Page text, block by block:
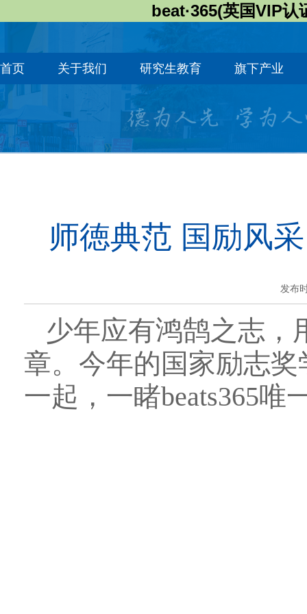
beat·365(英国VIP
首页 关于我们 研究生教育 旗下产业
师徳典范 国励风
发布
少年应有鸿鹄之志，
章。 今年的国家励志
一起，一睹beats365